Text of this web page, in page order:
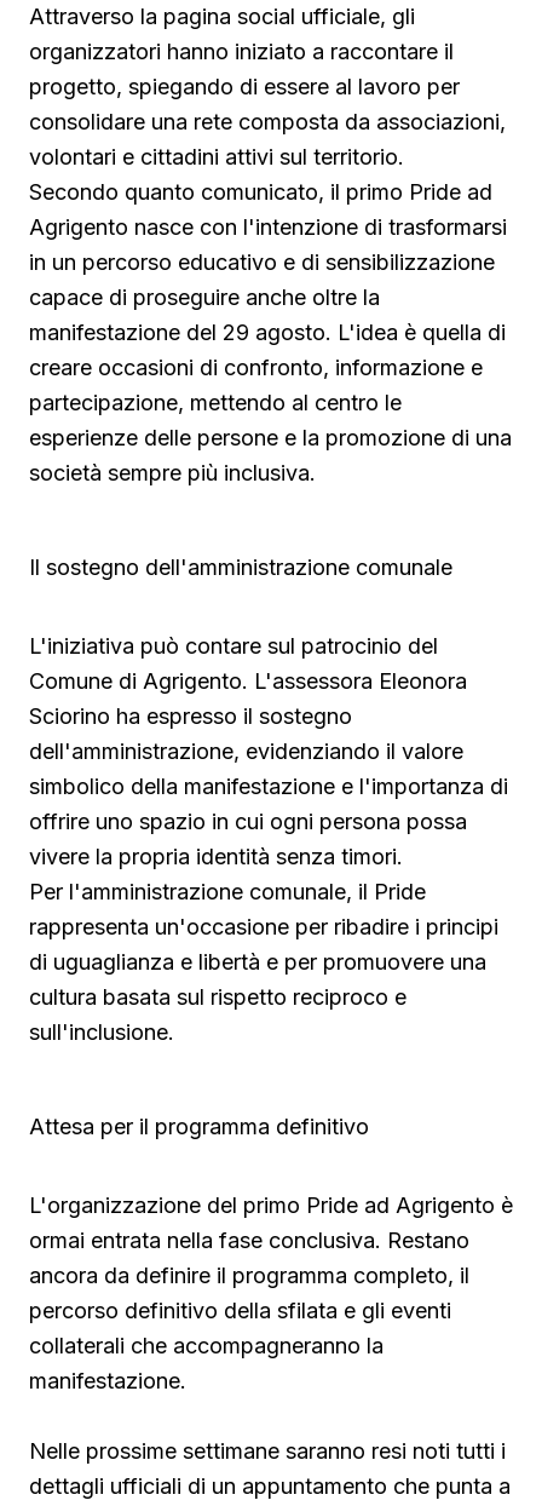
Attraverso la pagina social ufficiale, gli
organizzatori hanno iniziato a raccontare il
progetto, spiegando di essere al lavoro per
consolidare una rete composta da associazioni,
volontari e cittadini attivi sul territorio.
Secondo quanto comunicato, il primo Pride ad
Agrigento nasce con l'intenzione di trasformarsi
in un percorso educativo e di sensibilizzazione
capace di proseguire anche oltre la
manifestazione del 29 agosto. L'idea è quella di
creare occasioni di confronto, informazione e
partecipazione, mettendo al centro le
esperienze delle persone e la promozione di una
società sempre più inclusiva.
Il sostegno dell'amministrazione comunale
L'iniziativa può contare sul patrocinio del
Comune di Agrigento. L'assessora Eleonora
Sciorino ha espresso il sostegno
dell'amministrazione, evidenziando il valore
simbolico della manifestazione e l'importanza di
offrire uno spazio in cui ogni persona possa
vivere la propria identità senza timori.
Per l'amministrazione comunale, il Pride
rappresenta un'occasione per ribadire i principi
di uguaglianza e libertà e per promuovere una
cultura basata sul rispetto reciproco e
sull'inclusione.
Attesa per il programma definitivo
L'organizzazione del primo Pride ad Agrigento è
ormai entrata nella fase conclusiva. Restano
ancora da definire il programma completo, il
percorso definitivo della sfilata e gli eventi
collaterali che accompagneranno la
manifestazione.
Nelle prossime settimane saranno resi noti tutti i
dettagli ufficiali di un appuntamento che punta a